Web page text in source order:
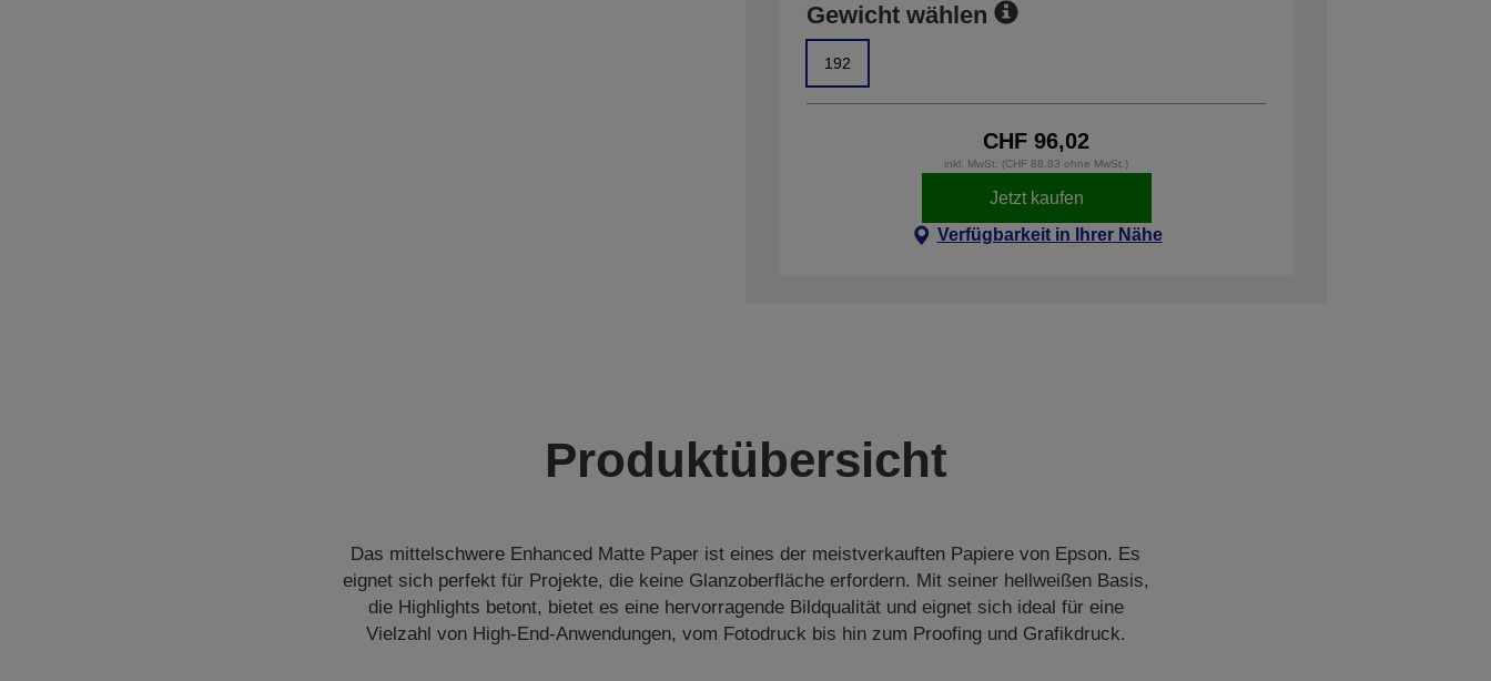
Gewicht wählen
192
CHF 96,02
inkl. MwSt. (CHF 88,83 ohne MwSt.)
Jetzt kaufen
Verfügbarkeit in Ihrer Nähe
Produktübersicht
Das mittelschwere Enhanced Matte Paper ist eines der meistverkauften Papiere von Epson. Es
eignet sich perfekt für Projekte, die keine Glanzoberfläche erfordern. Mit seiner hellweißen Basis,
die Highlights betont, bietet es eine hervorragende Bildqualität und eignet sich ideal für eine
Vielzahl von High-End-Anwendungen, vom Fotodruck bis hin zum Proofing und Grafikdruck.